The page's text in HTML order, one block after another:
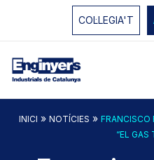
COL·LEGIA'T
INICI » NOTÍCIES » FRANCISCO
“EL GAS